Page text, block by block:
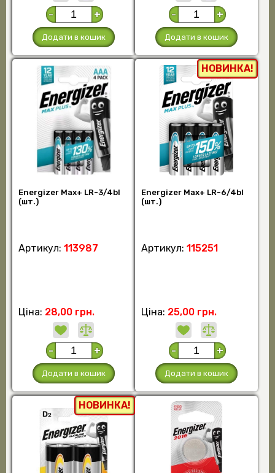
- +
Додати в кошик
- +
Додати в кошик
Energizer Max+ LR-3/4bl
(шт.)
Артикул: 113987
Ціна: 28,00 грн.
- +
Додати в кошик
НОВИНКА!
Energizer Max+ LR-6/4bl
(шт.)
Артикул: 115251
Ціна: 25,00 грн.
- +
Додати в кошик
НОВИНКА!